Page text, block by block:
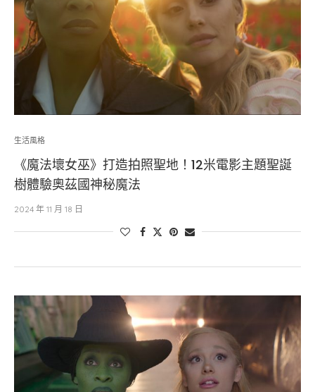
生活風格
《魔法壞女巫》打造拍照聖地！12米電影主題聖誕
樹體驗奧茲國神秘魔法
2024 年 11 月 18 日